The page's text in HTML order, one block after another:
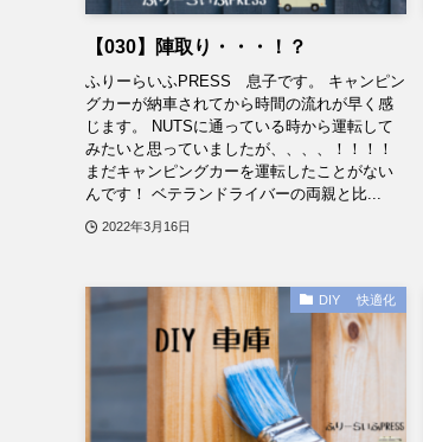
【030】陣取り・・・！？
ふりーらいふPRESS 息子です。 キャンピン
グカーが納車されてから時間の流れが早く感
じます。 NUTSに通っている時から運転して
みたいと思っていましたが、、、、！！！！
まだキャンピングカーを運転したことがない
んです！ ベテランドライバーの両親と比...
2022年3月16日
DIY 快適化